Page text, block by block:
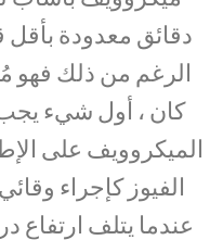
دقائق معدودة
الرغم من ذلك
كان ، أول شيء يجب
الميكروويف على
الفيوز كإجراء
عندما يتلف ارتفاع